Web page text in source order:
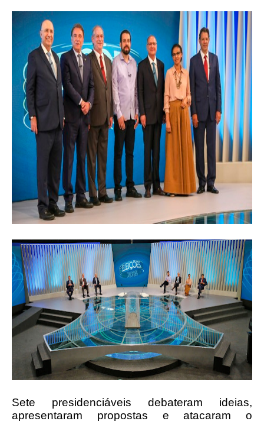
Sete presidenciáveis debateram ideias,
apresentaram propostas e atacaram o